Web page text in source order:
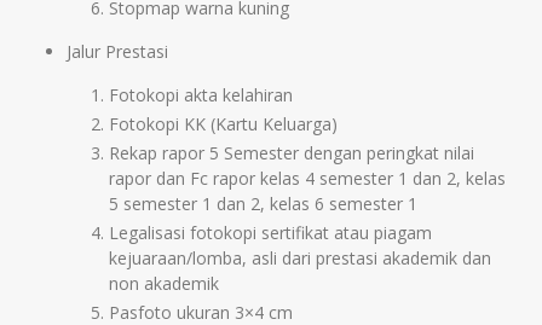
Stopmap warna kuning
Jalur Prestasi
Fotokopi akta kelahiran
Fotokopi KK (Kartu Keluarga)
Rekap rapor 5 Semester dengan peringkat nilai
rapor dan Fc rapor kelas 4 semester 1 dan 2, kelas
5 semester 1 dan 2, kelas 6 semester 1
Legalisasi fotokopi sertifikat atau piagam
kejuaraan/lomba, asli dari prestasi akademik dan
non akademik
Pasfoto ukuran 3×4 cm